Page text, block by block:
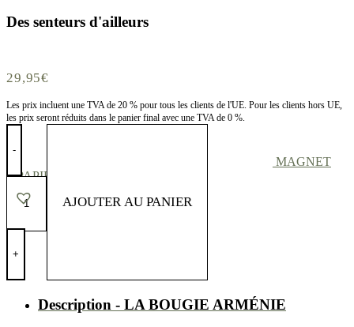
MAGNET
PAPIER D'ARMÉNIE®
Des senteurs d'ailleurs
29,95€
Les prix incluent une TVA de 20 % pour tous les clients de l'UE. Pour les clients hors UE,
les prix seront réduits dans le panier final avec une TVA de 0 %.
quantité
BOUGIE
-
+
AJOUTER AU PANIER
Description - LA BOUGIE ARMÉNIE